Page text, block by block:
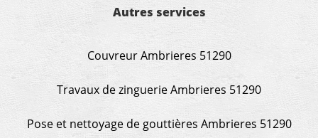
Autres services
Couvreur Ambrieres 51290
Travaux de zinguerie Ambrieres 51290
Pose et nettoyage de gouttières Ambrieres 51290